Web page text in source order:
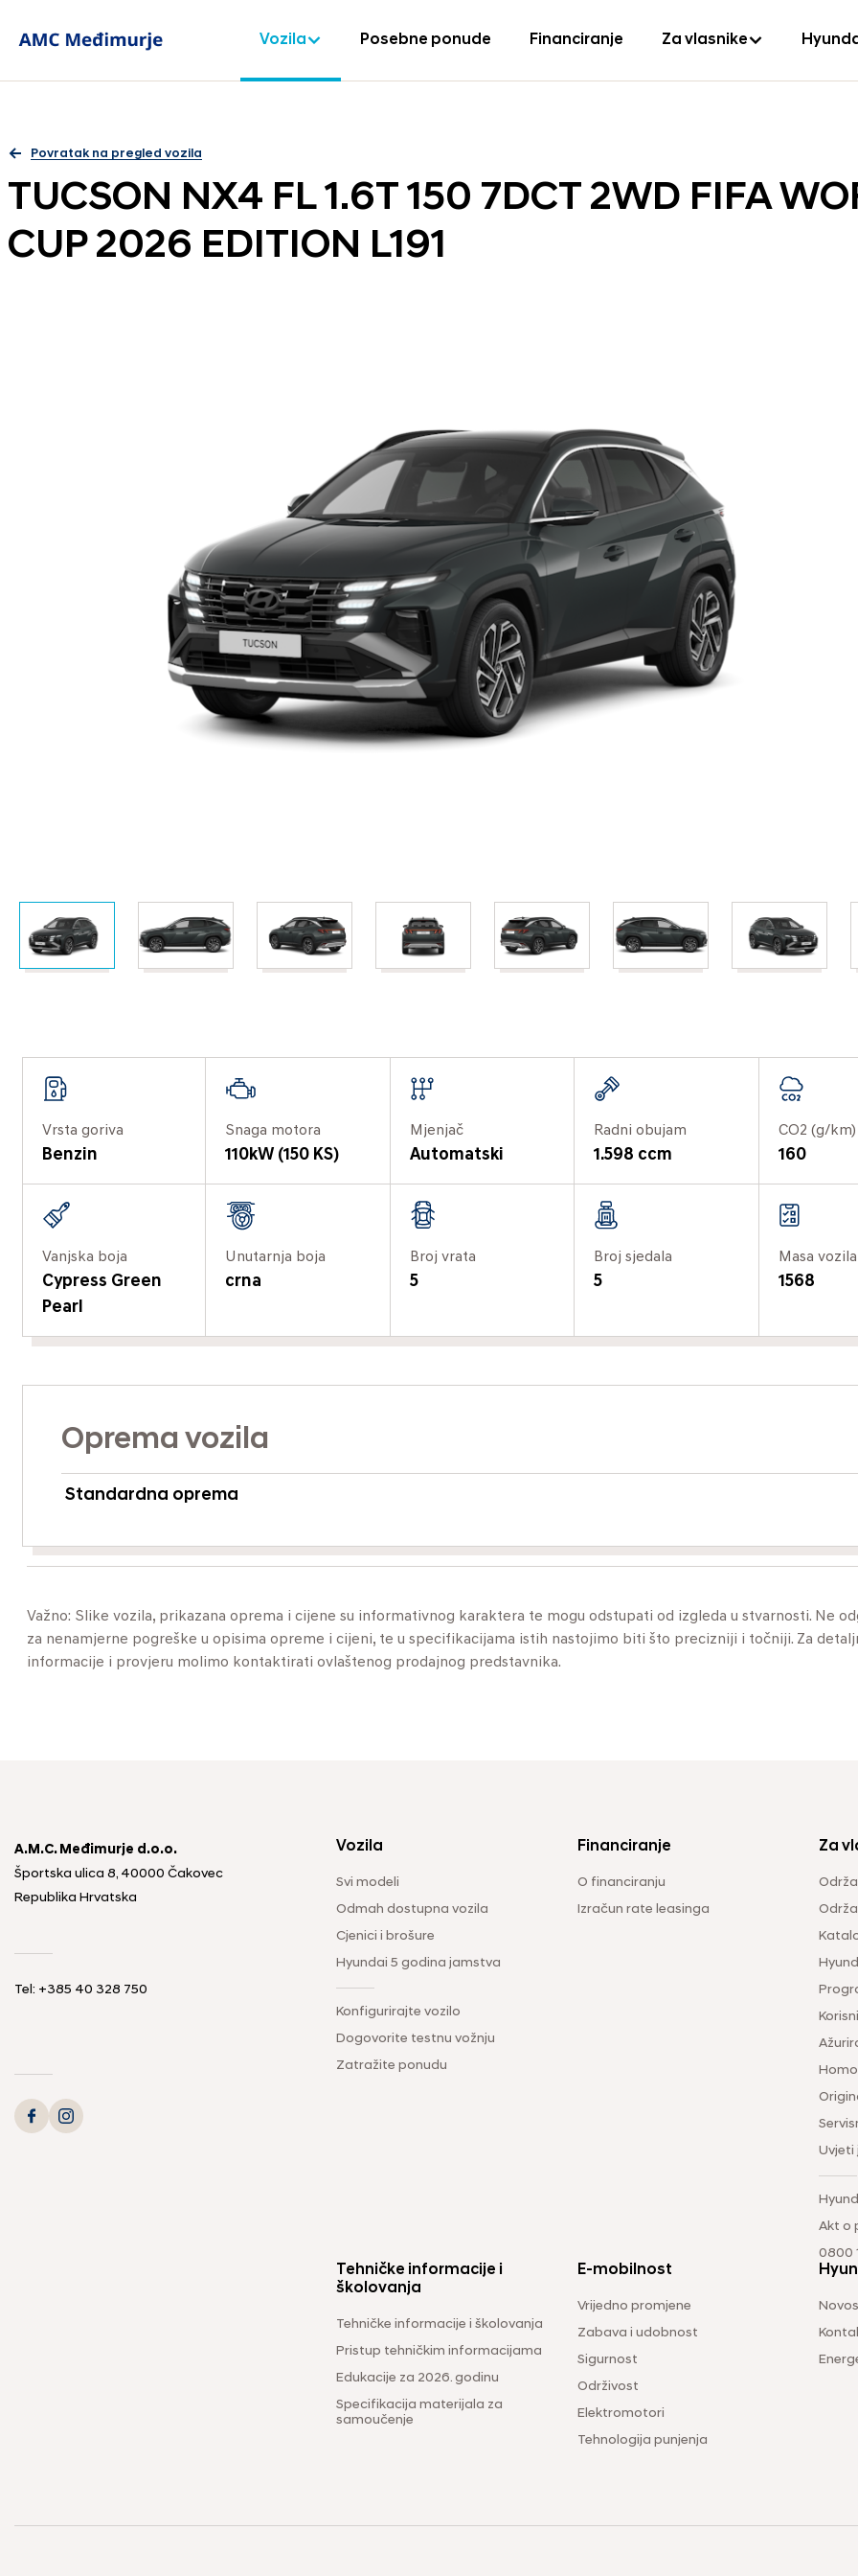
Vozila Posebne ponude Financiranje Za vlasnike
Povratak na pregled vozila
TUCSON NX4 FL 1.6T 150 7DCT 2WD FIFA
CUP 2026 EDITION L191
Vrsta goriva
Benzin
Snaga motora
110kW (150 KS)
Mjenjač
Automatski
Radni obujam
1.598 ccm
CO2 (g/km)
160
Vanjska boja
Cypress Green
Pearl
Unutarnja boja
crna
Broj vrata
5
Broj sjedala
5
Masa
1568
Oprema vozila
Standardna oprema
Važno: Slike vozila, prikazana oprema i cijene su informativnog karaktera te mogu odstupati od izgleda u stvarnosti. Ne
za nenamjerne pogreške u opisima opreme i cijeni, te u specifikacijama istih nastojimo biti što precizniji i točniji. Za
informacije i provjeru molimo kontaktirati ovlaštenog prodajnog predstavnika.
A.M.C. Međimurje d.o.o.
Športska ulica 8, 40000 Čakovec
Republika Hrvatska
Tel: +385 40 328 750
Vozila
Svi modeli
Odmah dostupna vozila
Cjenici i brošure
Hyundai 5 godina jamstva
Konfigurirajte vozilo
Dogovorite testnu vožnju
Zatražite ponudu
Financiranje
O financiranju
Izračun rate leasinga
Za
Uvjeti
Akt o
0800
Tehničke informacije i
školovanja
Tehničke informacije i školovanja
Pristup tehničkim informacijama
Edukacije za 2026. godinu
Specifikacija materijala za
samoučenje
E-mobilnost
Vrijedno promjene
Zabava i udobnost
Sigurnost
Održivost
Elektromotori
Tehnologija punjenja